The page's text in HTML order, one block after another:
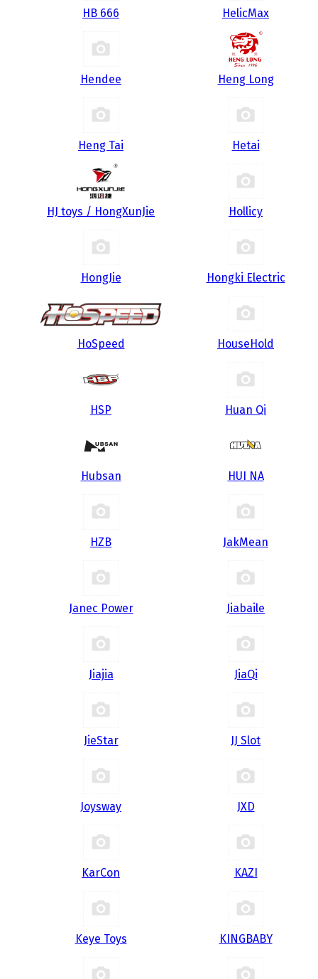
HB 666 HelicMax
Hendee Heng Long
Heng Tai Hetai
HJ toys / HongXunJie Hollicy
HongJie Hongki Electric
HoSpeed HouseHold
HSP Huan Qi
Hubsan HUI NA
HZB JakMean
Janec Power Jiabaile
Jiajia JiaQi
JieStar JJ Slot
Joysway JXD
KarCon KAZI
Keye Toys KINGBABY